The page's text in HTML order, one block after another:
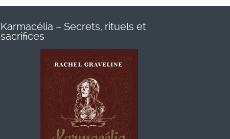
Karmacélia – Secrets, rituels et
sacrifices